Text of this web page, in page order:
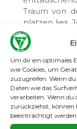
Um dir ein optimales
wie Cookies, um
zuzugreifen. Wenn
Daten wie das
verarbeiten. Wenn du
zurückziehst,
beeinträchtigt werden.
Traum von
platzen lies.
Gatow I
Berliner
neuem
wichtige
Jugendleiter
auf dem